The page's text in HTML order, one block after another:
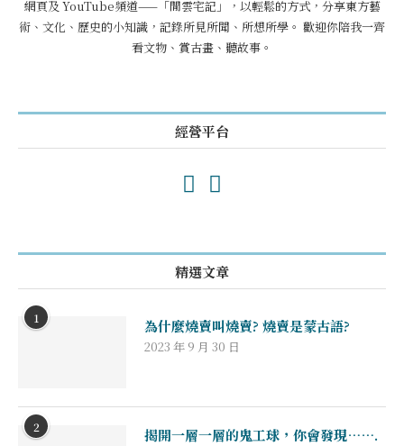
網頁及 YouTube頻道——「閒雲宅記」，以輕鬆的方式，分享東方藝
術、文化、歷史的小知識，記錄所見所聞、所想所學。 歡迎你陪我一齊
看文物、賞古畫、聽故事。
經營平台
精選文章
1 為什麼燒賣叫燒賣? 燒賣是蒙古語?
2023 年 9 月 30 日
2 揭開一層一層的鬼工球，你會發現…….